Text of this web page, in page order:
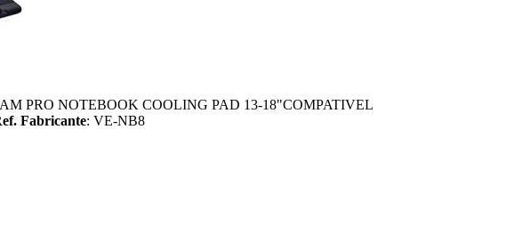
PRO NOTEBOOK COOLING PAD 13-18"COMPATIVEL
Fabricante: VE-NB8